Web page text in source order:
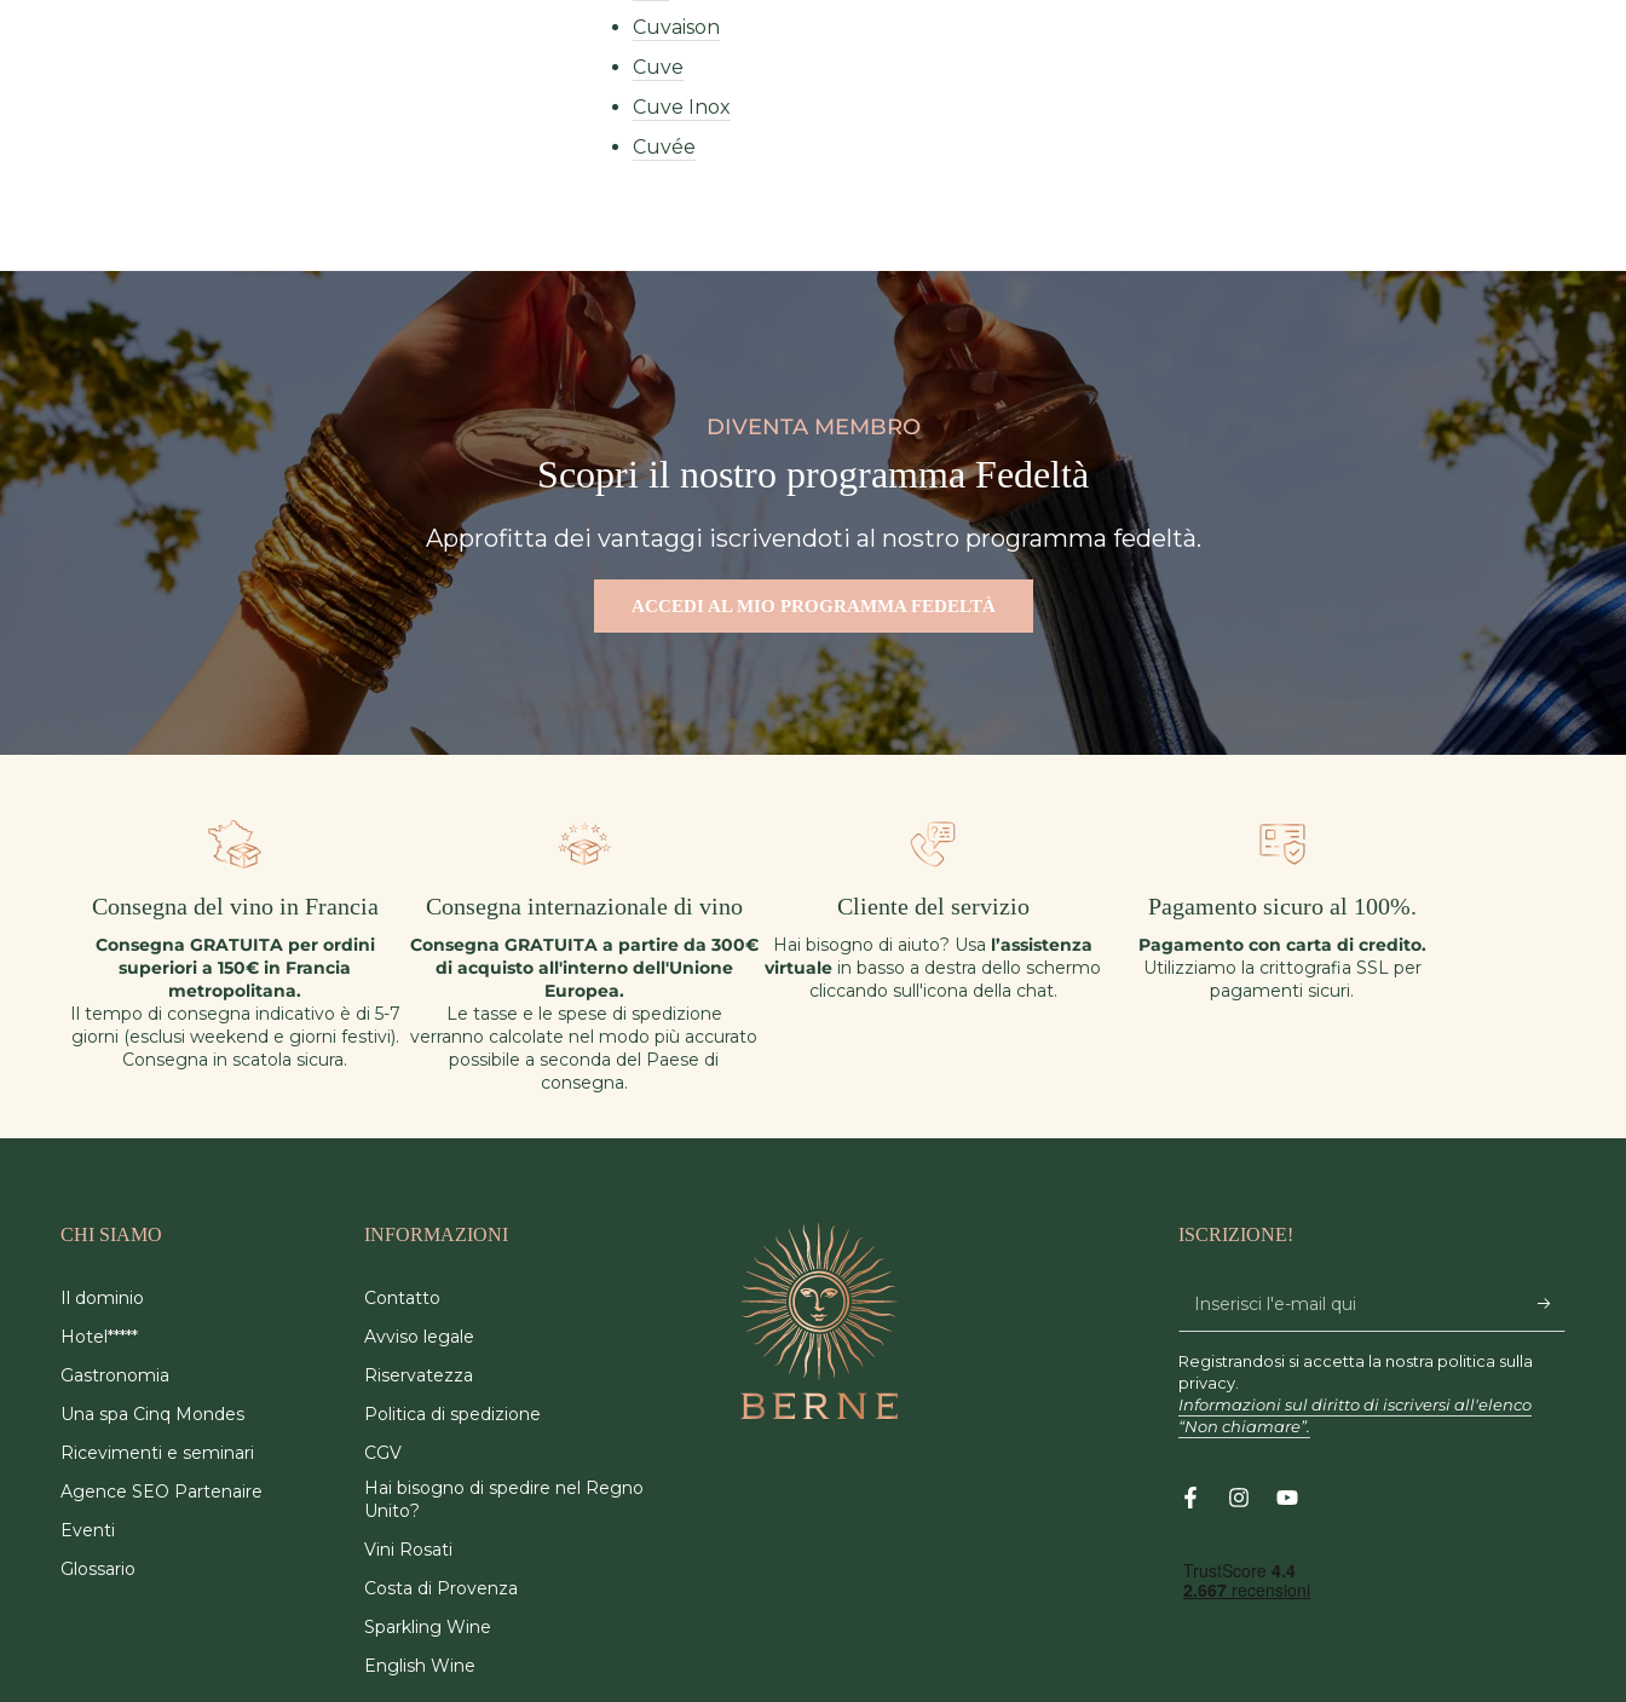
Cuvaison
Cuve
Cuve Inox
Cuvée
DIVENTA MEMBRO
Scopri il nostro programma Fedeltà
Approfitta dei vantaggi iscrivendoti al nostro programma fedeltà.
ACCEDI AL MIO PROGRAMMA FEDELTÀ
Consegna del vino in Francia
Consegna GRATUITA per ordini
superiori a 150€ in Francia
metropolitana.
Il tempo di consegna indicativo è di 5-7
giorni (esclusi weekend e giorni festivi).
Consegna in scatola sicura.
Consegna internazionale di vino
Consegna GRATUITA a partire da 300€
di acquisto all'interno dell'Unione
Europea.
Le tasse e le spese di spedizione
verranno calcolate nel modo più accurato
possibile a seconda del Paese di
consegna.
Cliente del servizio
Hai bisogno di aiuto? Usa l’assistenza
virtuale in basso a destra dello schermo
cliccando sull'icona della chat.
Pagamento sicuro al 100%.
Pagamento con carta di credito.
Utilizziamo la crittografia SSL per
pagamenti sicuri.
CHI SIAMO
Il dominio
Hotel*****
Gastronomia
Una spa Cinq Mondes
Ricevimenti e seminari
Agence SEO Partenaire
Eventi
Glossario
INFORMAZIONI
Contatto
Avviso legale
Riservatezza
Politica di spedizione
CGV
Hai bisogno di spedire nel Regno
Unito?
Vini Rosati
Costa di Provenza
Sparkling Wine
English Wine
ISCRIZIONE!
Inserisci
l'e-
mail
qui
Registrandosi si accetta la nostra politica sulla
privacy.
Informazioni sul diritto di iscriversi all'elenco
“Non chiamare”.
FacebookInstagramYouTube